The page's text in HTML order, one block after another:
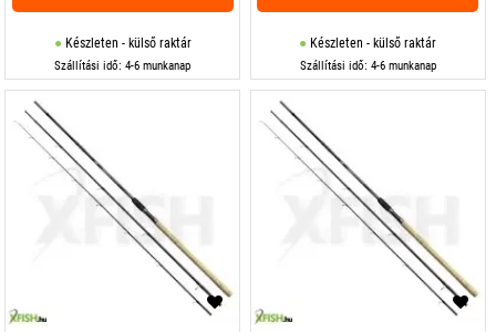
Készleten - külső raktár
Szállítási idő: 4-6 munkanap
Készleten - külső raktár
Szállítási idő: 4-6 munkanap